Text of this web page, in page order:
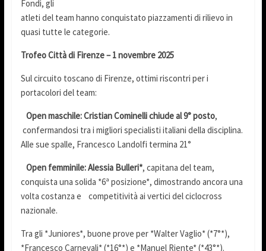
Fondi, gli
atleti del team hanno conquistato piazzamenti di rilievo in
quasi tutte le categorie.
Trofeo Città di Firenze – 1 novembre 2025
Sul circuito toscano di Firenze, ottimi riscontri per i
portacolori del team:
Open maschile: Cristian Cominelli chiude al 9° posto,
confermandosi tra i migliori specialisti italiani della disciplina.
Alle sue spalle, Francesco Landolfi termina 21°
Open femminile: Alessia Bulleri*, capitana del team,
conquista una solida *6ª posizione*, dimostrando ancora una
volta costanza e competitività ai vertici del ciclocross
nazionale.
Tra gli *Juniores*, buone prove per *Walter Vaglio* (*7°*),
*Francesco Carnevali* (*16°*) e *Manuel Riente* (*43°*).